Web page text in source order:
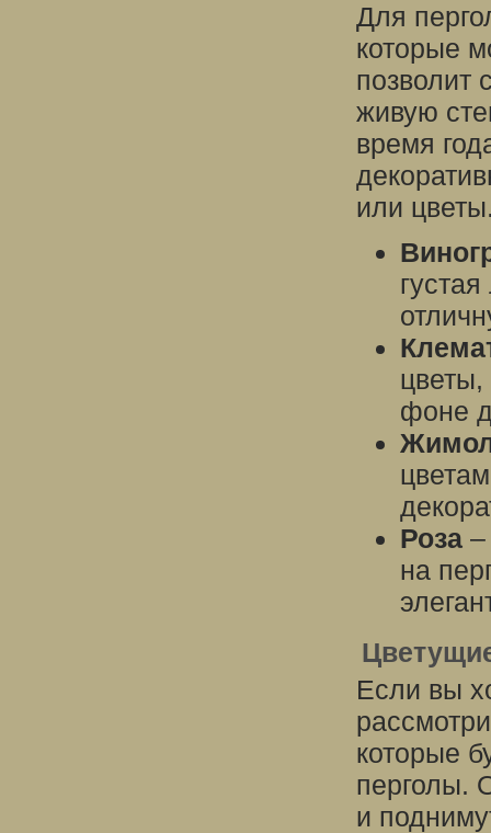
Для
которые
позволит
живую
время
или
цветы,
фоне
Роза –
на
Если вы
которые
перголы.
и